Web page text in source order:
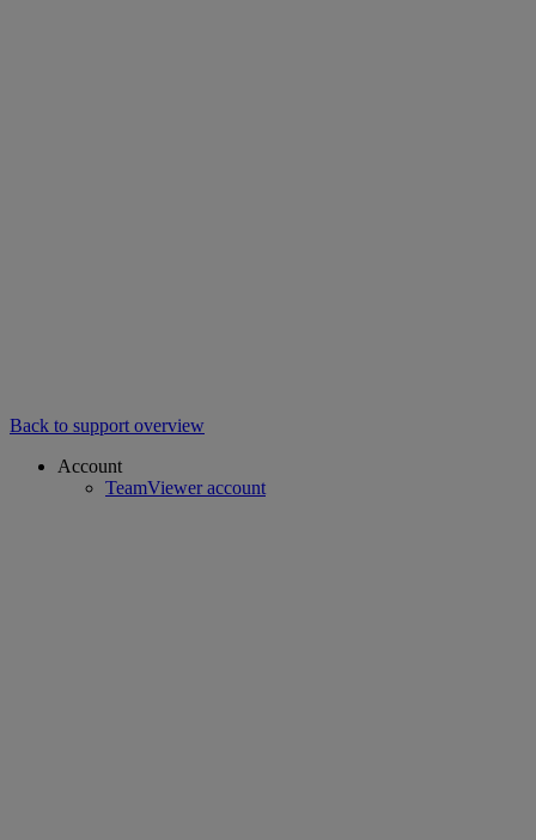
Back to support overview
Account
TeamViewer account